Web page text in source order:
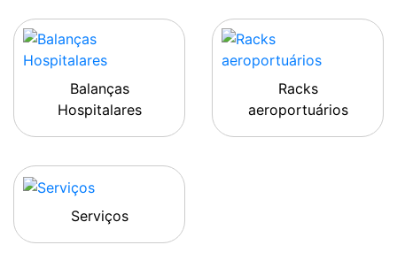
Balanças
Hospitalares
Racks
aeroportuários
Serviços